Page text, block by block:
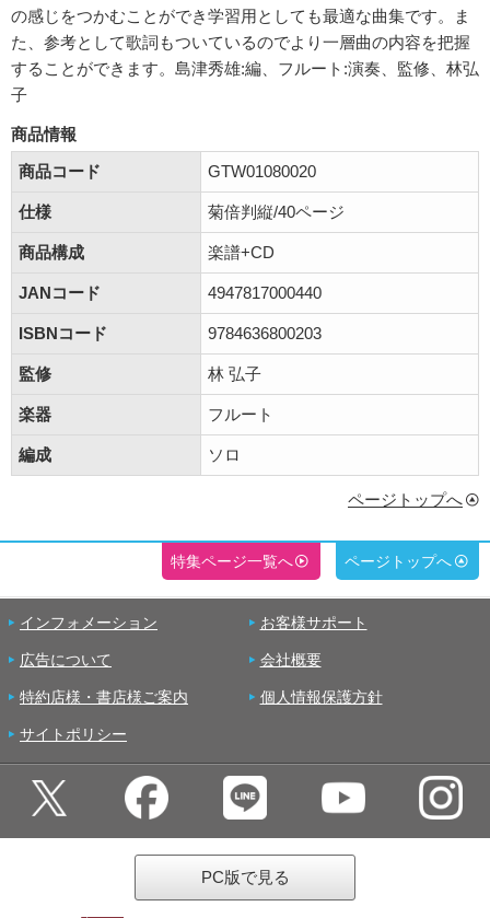
の感じをつかむことができ学習用としても最適な曲集です。ま
た、参考として歌詞もついているのでより一層曲の内容を把握
することができます。島津秀雄:編、フルート:演奏、監修、林弘
子
商品情報
商品コード
GTW01080020
仕様 菊倍判縦/40ページ
商品構成 楽譜+CD
JANコード 4947817000440
ISBNコード 9784636800203
監修 林 弘子
楽器 フルート
編成 ソロ
ページトップへ
特集ページ一覧へ ページトップへ
インフォメーション お客様サポート
広告について 会社概要
特約店様・書店様ご案内 個人情報保護方針
サイトポリシー
PC版で見る